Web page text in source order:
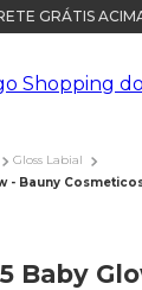
GRÁTIS
Gloss Labial
- Bauny
Baby